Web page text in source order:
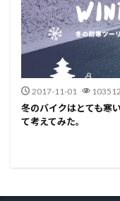
2017-11-01
冬のバイクはとても寒
て考えてみた。